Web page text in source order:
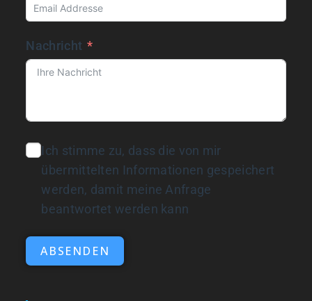
Nachricht
Ich stimme zu, dass die von mir
übermittelten Informationen gespeichert
werden, damit meine Anfrage
beantwortet werden kann
ABSENDEN